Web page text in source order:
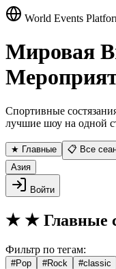
World Events
Мировая
Спортивные
лучшие шоу на одной
★ Главные 📋 Все
Азия
Войти
★ ★ Главные
Фильтр по тегам:
#Pop #Rock #classic